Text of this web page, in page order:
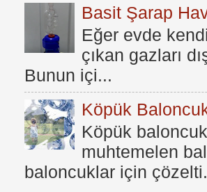
Basit Şarap
Eğer evde
çıkan gazları
Bunun içi...
Köpük
Köpük
muhtemelen
baloncuklar için